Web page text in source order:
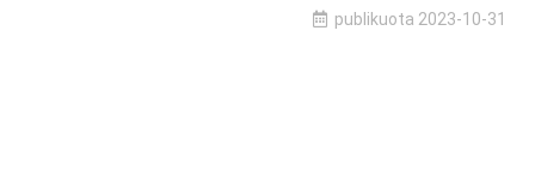
publikuota 2023-10-31